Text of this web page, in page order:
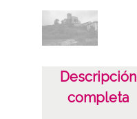
CC BY-NC-SA 4.0
Descripción
completa